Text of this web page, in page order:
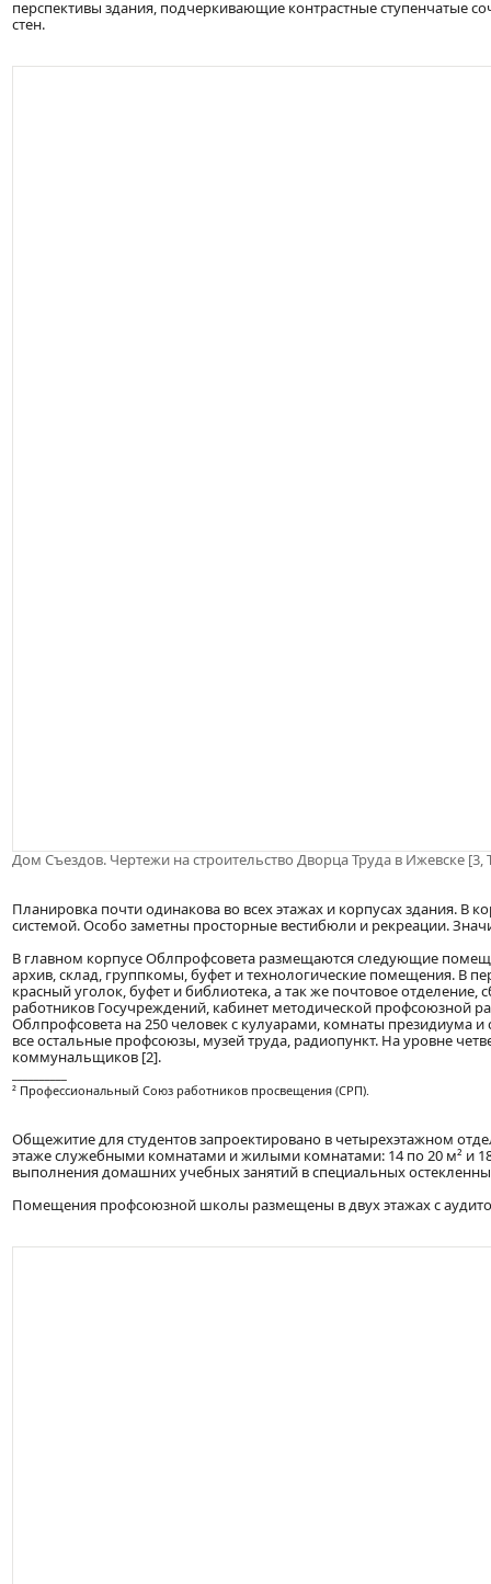
перспективы здания, подчеркивающие контрастные ступенчатые
стен.
Дом Съездов. Чертежи на строительство Дворца Труда в Ижевске [3,
Планировка почти одинакова во всех этажах и корпусах здания. В
системой. Особо заметны просторные вестибюли и рекреации.
В главном корпусе Облпрофсовета размещаются следующие
архив, склад, группкомы, буфет и технологические помещения. В
красный уголок, буфет и библиотека, а так же почтовое
работников Госучреждений, кабинет методической профсоюзной
Облпрофсовета на 250 человек с кулуарами, комнаты президиума
все остальные профсоюзы, музей труда, радиопункт. На уровне
коммунальщиков [2].
² Профессиональный Союз работников просвещения (СРП).
Общежитие для студентов запроектировано в четырехэтажном
этаже служебными комнатами и жилыми комнатами: 14 по 20 м² и
выполнения домашних учебных занятий в специальных
Помещения профсоюзной школы размещены в двух этажах с